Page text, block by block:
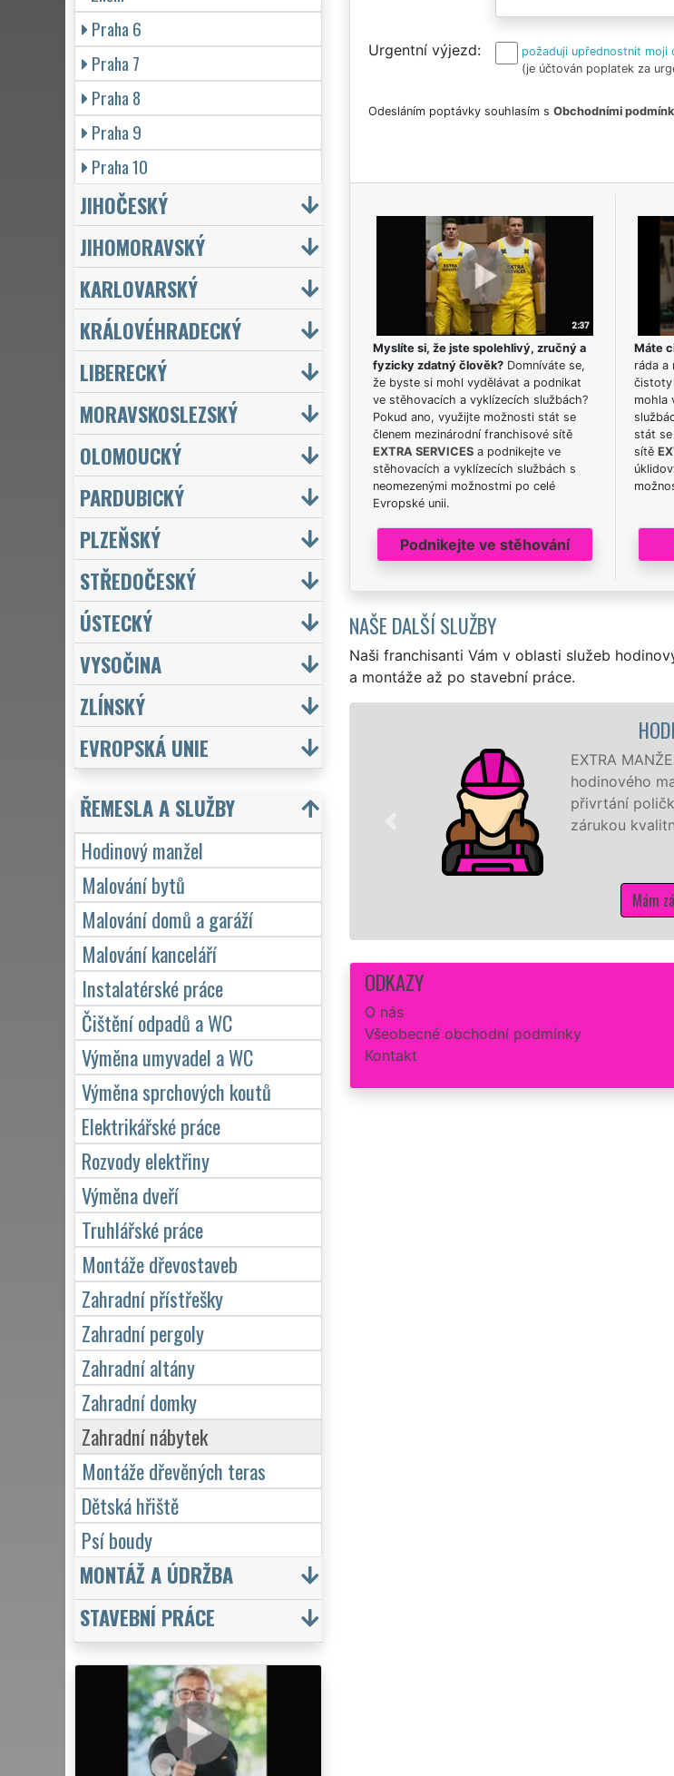
Urgentní výjezd
požaduji upřednostnit moji
(je účtován poplatek za
Odesláním poptávky souhlasím s Obchodními
Myslíte si, že jste spolehlivý, zručný a
fyzicky zdatný člověk?Domníváte se,
že byste si mohl vydělávat a podnikat
ve stěhovacích a vyklízecích službách?
Pokud ano, využijte možnosti stát se
členem mezinárodní franchisové sítě
EXTRA SERVICESa podnikejte ve
stěhovacích a vyklízecích službách s
neomezenými možnostmi po celé
Evropské unii.
Podnikejte ve stěhování
Máte
ráda a
čistoty
mohla
stát se
sítě
NAŠE DALŠÍ SLUŽBY
Naši franchisanti Vám v oblasti služeb
a montáže až po stavební práce.
EXTRA MANŽEL pro Vás zajišťuje v
hodinového manžela a to od těch
přivrtání poličky, až po komplexní
zárukou kvalitně odvedené práce
Mám zájem o hodinový manžel na Praze 5
ODKAZY
O nás
Všeobecné obchodní podmínky
Kontakt
Praha 6
Praha 7
Praha 8
Praha 9
Praha 10
JIHOČESKÝ
JIHOMORAVSKÝ
KARLOVARSKÝ
KRÁLOVÉHRADECKÝ
LIBERECKÝ
MORAVSKOSLEZSKÝ
OLOMOUCKÝ
PARDUBICKÝ
PLZEŇSKÝ
STŘEDOČESKÝ
ÚSTECKÝ
VYSOČINA
ZLÍNSKÝ
EVROPSKÁ UNIE
ŘEMESLA A SLUŽBY
Hodinový manžel
Malování bytů
Malování domů a garáží
Malování kanceláří
Instalatérské práce
Čištění odpadů a WC
Výměna umyvadel a WC
Výměna sprchových koutů
Elektrikářské práce
Rozvody elektřiny
Výměna dveří
Truhlářské práce
Montáže dřevostaveb
Zahradní přístřešky
Zahradní pergoly
Zahradní altány
Zahradní domky
Zahradní nábytek
Montáže dřevěných teras
Dětská hřiště
Psí boudy
MONTÁŽ A ÚDRŽBA
STAVEBNÍ PRÁCE